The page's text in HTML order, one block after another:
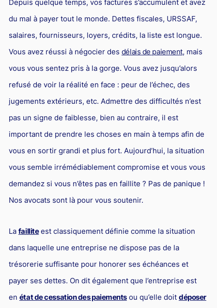
Bail commercial
Droit des sociétés
Droit aérien
Caution bancaire
Communication et nouvelles technologies
Grande entreprise
Droit de l'environnement et des énergies renouvelables
Concurrence déloyale
Droit et Fiscalité du marché de l'Art
Transmission d'entreprise et avocat
Gestion des crises
Responsabilité Sociétale des Entreprises (R.S.E)
Hôtellerie et restauration
Concurrence déloyale : quand la couleur des semelles
pose des problèmes de droit !
Le dénigrement commercial
Depuis quelque temps, vos factures s’accumulent et avez
du mal à payer tout le monde. Dettes fiscales, URSSAF,
salaires, fournisseurs, loyers, crédits, la liste est longue.
Vous avez réussi à négocier des délais de paiement, mais
vous vous sentez pris à la gorge. Vous avez jusqu’alors
refusé de voir la réalité en face : peur de l’échec, des
jugements extérieurs, etc. Admettre des difficultés n’est
pas un signe de faiblesse, bien au contraire, il est
important de prendre les choses en main à temps afin de
vous en sortir grandi et plus fort. Aujourd’hui, la situation
vous semble irrémédiablement compromise et vous vous
demandez si vous n’êtes pas en faillite ? Pas de panique !
Nos avocats sont là pour vous soutenir.
La failliteest classiquement définie comme la situation
dans laquelle une entreprise ne dispose pas de la
trésorerie suffisante pour honorer ses échéances et
payer ses dettes. On dit également que l’entreprise est
en état de cessation des paiementsou qu’elle doit déposer